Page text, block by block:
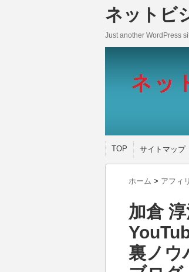
ネットビ
Just another WordPress
TOP サイトマップ
ホーム > アフィ
加倉
裏ノウ